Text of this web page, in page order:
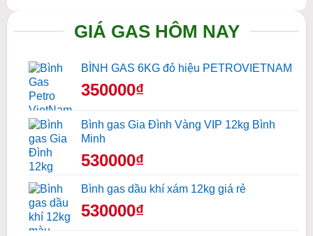
GIÁ GAS HÔM NAY
BÌNH GAS 6KG đỏ hiệu PETROVIETNAM
350000₫
Bình gas Gia Đình Vàng VIP 12kg Bình
Minh
530000₫
Bình gas dầu khí xám 12kg giá rẻ
530000₫